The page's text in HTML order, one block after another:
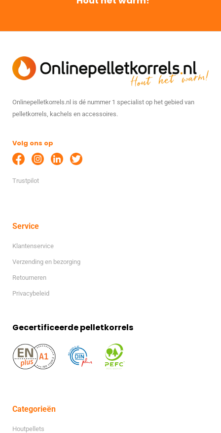
Onlinepelletkorrels.nl is dé nummer 1 specialist op het gebied van
pelletkorrels, kachels en accessoires.
Volg ons op
Trustpilot
Service
Klantenservice
Verzending en bezorging
Retourneren
Privacybeleid
Gecertificeerde pelletkorrels
Categorieën
Houtpellets